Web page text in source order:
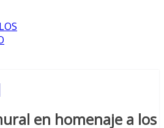
en homenaje a los